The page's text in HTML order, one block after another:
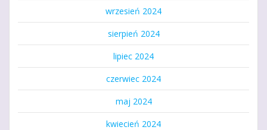
wrzesień 2024
sierpień 2024
lipiec 2024
czerwiec 2024
maj 2024
kwiecień 2024